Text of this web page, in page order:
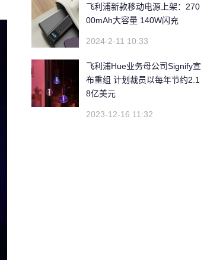
飞利浦新款移动电源上架：270
00mAh大容量 140W闪充
2024-2-11 10:33
飞利浦Hue业务母公司Signify宣
布重组 计划裁员以每年节约2.1
8亿美元
2023-12-16 11:32